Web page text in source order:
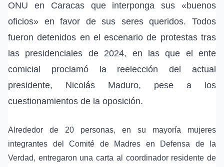
ONU en Caracas que interponga sus «buenos
oficios» en favor de sus seres queridos. Todos
fueron detenidos en el escenario de protestas tras
las presidenciales de 2024, en las que el ente
comicial proclamó la reelección del actual
presidente, Nicolás Maduro, pese a los
cuestionamientos de la oposición.
Alrededor de 20 personas, en su mayoría mujeres
integrantes del Comité de Madres en Defensa de la
Verdad, entregaron una carta al coordinador residente de